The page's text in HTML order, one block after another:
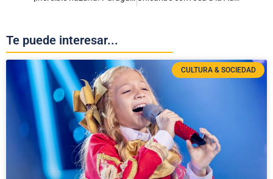
Te puede interesar...
CULTURA & SOCIEDAD